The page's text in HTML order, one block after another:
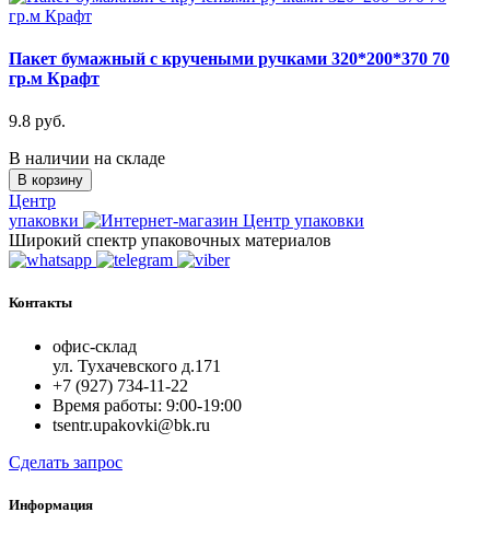
Пакет бумажный с кручеными ручками 320*200*370 70
гр.м Крафт
9.8 руб.
В наличии на складе
В корзину
Центр
упаковки
Широкий спектр упаковочных материалов
Контакты
офис-склад
ул. Тухачевского д.171
+7 (927) 734-11-22
Время работы: 9:00-19:00
tsentr.upakovki@bk.ru
Сделать запрос
Информация